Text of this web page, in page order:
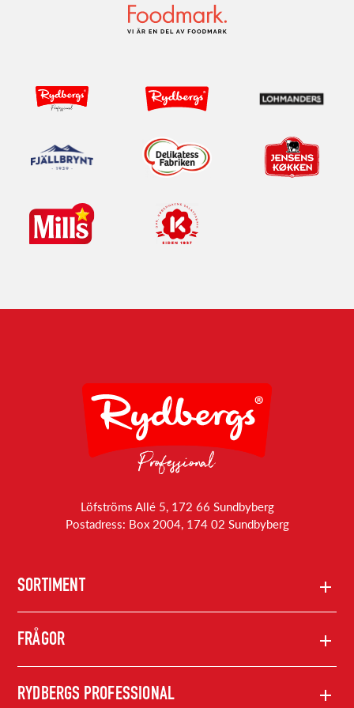
Löfströms Allé 5, 172 66 Sundbyberg
Postadress: Box 2004, 174 02 Sundbyberg
SORTIMENT
Produkter
FRÅGOR
Kontakta oss
RYDBERGS PROFESSIONAL